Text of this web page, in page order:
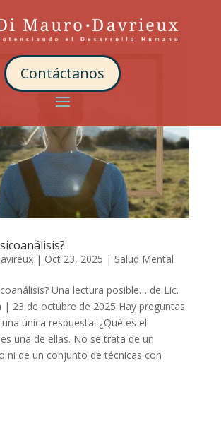
Contáctanos
| Oct 23, 2025 | Salud Mental
Una lectura posible… de Lic.
| 23 de octubre de 2025 Hay preguntas
única respuesta. ¿Qué es el
una de ellas. No se trata de un
ni de un conjunto de técnicas con